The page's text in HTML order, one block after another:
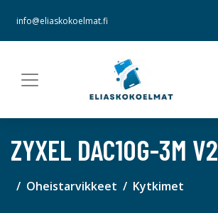
info@eliaskokoelmat.fi
ZYXEL DAC10G-3M V2
Oheistarvikkeet Kytkimet